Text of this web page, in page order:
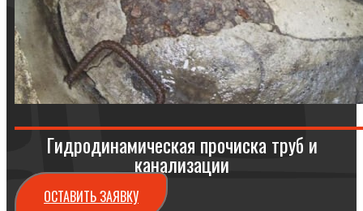
Гидродинамическая прочиска труб и
канализации
ОСТАВИТЬ ЗАЯВКУ